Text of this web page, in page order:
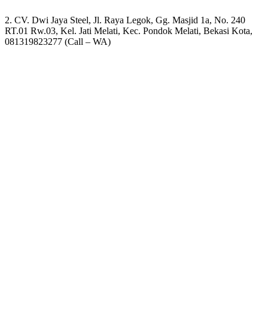
2. CV. Dwi Jaya Steel, Jl. Raya Legok, Gg. Masjid 1a, No. 240
RT.01 Rw.03, Kel. Jati Melati, Kec. Pondok Melati, Bekasi Kota,
081319823277 (Call – WA)